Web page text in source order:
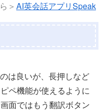
＞ AI英会話アプリSpeak
は良いが、長押しなど
ペ機能が使えるように
面ではもう翻訳ボタン